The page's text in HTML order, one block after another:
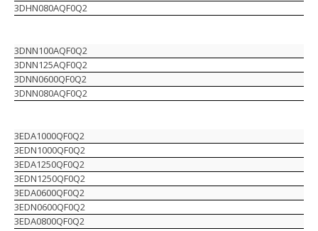
3DHN080AQF0Q2
3DNN100AQF0Q2
3DNN125AQF0Q2
3DNN0600QF0Q2
3DNN080AQF0Q2
3EDA1000QF0Q2
3EDN1000QF0Q2
3EDA1250QF0Q2
3EDN1250QF0Q2
3EDA0600QF0Q2
3EDN0600QF0Q2
3EDA0800QF0Q2